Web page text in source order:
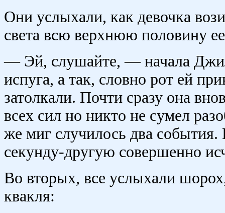
Они услыхали, как девочка
света всю верхнюю половину
— Эй, слушайте, — начала
испуга, а так, словно рот ей
затолкали. Почти сразу она
всех сил но никто не сумел
же миг случилось два
секунду-другую совершенно
Во вторых, все услыхали
квакля: